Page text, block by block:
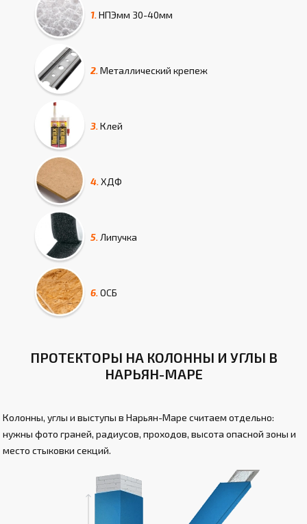
1. НПЭмм 30-40мм
2. Металлический крепеж
3. Клей
4. ХДФ
5. Липучка
6. ОСБ
ПРОТЕКТОРЫ НА КОЛОННЫ И УГЛЫ В
НАРЬЯН-МАРЕ
Колонны, углы и выступы в Нарьян-Маре считаем отдельно:
нужны фото граней, радиусов, проходов, высота опасной зоны и
место стыковки секций.